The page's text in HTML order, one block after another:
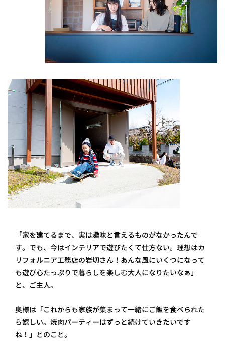
「家を建てるまで、実は趣味と言えるものがなかったんで
す。でも、今はインテリアで遊びたくて仕方ない。理想はカ
リフォルニア工務店の岩切さん！あんな風にいくつになって
も遊び心たっぷりで暮らしを楽しむ大人になりたいなぁ」
と、ご主人。
奥様は「これからも家族が集まって一緒にご飯を食べられた
ら嬉しい。焼肉パーティーはずっと続けていきたいです
ね！」とのこと。